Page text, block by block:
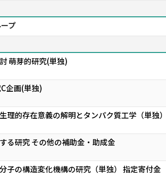
プ
萌芽的研究(単独)
企画(単独)
理的存在意義の解明とタンパク質工学（単独
る研究 その他の補助金・助成金
子の構造変化機構の研究（単独） 指定寄付金